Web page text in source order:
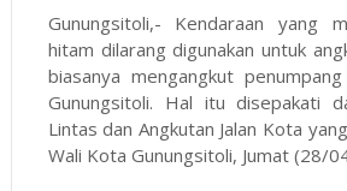
Gunungsitoli,- Kendaraan yang
hitam dilarang digunakan untuk
biasanya mengangkut
Gunungsitoli. Hal itu disepakati
Lintas dan Angkutan Jalan Kota
Wali Kota Gunungsitoli, Jumat (28/